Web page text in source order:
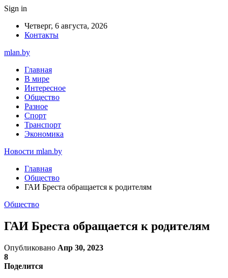
Sign in
Четверг, 6 августа, 2026
Контакты
mlan.by
Главная
В мире
Интересное
Общество
Разное
Спорт
Транспорт
Экономика
Новости mlan.by
Главная
Общество
ГАИ Бреста обращается к родителям
Общество
ГАИ Бреста обращается к родителям
Опубликовано Апр 30, 2023
8
Поделится